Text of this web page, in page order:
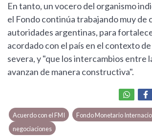
En tanto, un vocero del organismo
el Fondo continúa trabajando muy de
autoridades argentinas, para
acordado con el país en el contexto
severa, y "que los intercambios entre
avanzan de manera constructiva".
Acuerdo con el FMI
Fondo Monetario
negociaciones